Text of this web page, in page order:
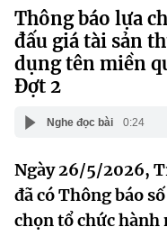
Danh mục
Trang chủ
Giới thiệu
Chức năng nhiệm vụ
Cơ cấu tổ chức
Lịch sử phát triển
Tin tức sự kiện
Khoa học và Công
Đổi mới sáng tạo
Dịch vụ công
Hệ thống văn bản
Thông báo lựa
đấu giá tài sản
dụng tên miền
Đợt 2
Nghe đọc bài 0:24
Ngày 26/5/2026,
đã có Thông báo
chọn tổ chức hành